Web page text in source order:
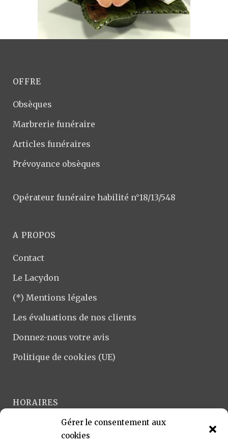
Gérer le consentement aux
cookies
OFFRE
Obsèques
Marbrerie funéraire
Articles funéraires
Prévoyance obsèques
Opérateur funéraire habilité n°18/13/548
A PROPOS
Contact
Le Lacydon
(*) Mentions légales
Les évaluations de nos clients
Donnez-nous votre avis
Politique de cookies (UE)
HORAIRES
Lundi-Vendredi :
9h-12h et 14h-18h